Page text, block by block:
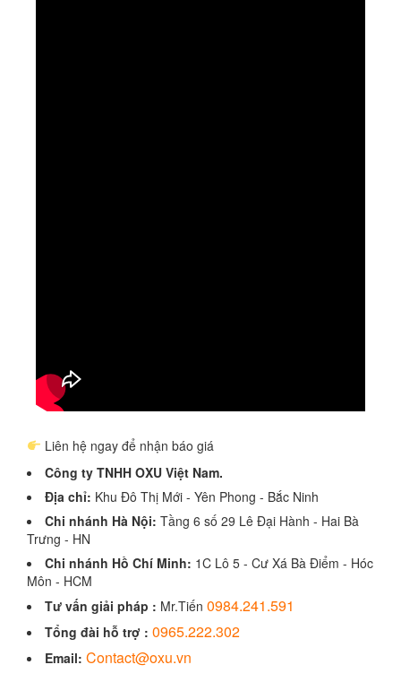
Liên hệ ngay để nhận báo giá
Công ty TNHH OXU Việt Nam.
Địa chỉ: Khu Đô Thị Mới - Yên Phong - Bắc Ninh
Chi nhánh Hà Nội: Tầng 6 số 29 Lê Đại Hành - Hai Bà
Trưng - HN
Chi nhánh Hồ Chí Minh: 1C Lô 5 - Cư Xá Bà Điểm - Hóc
Môn - HCM
Tư vấn giải pháp : Mr.Tiến 0984.241.591
Tổng đài hỗ trợ : 0965.222.302
Email: Contact@oxu.vn